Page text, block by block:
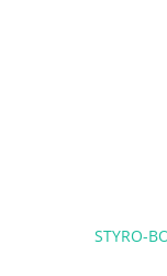
STYRO-